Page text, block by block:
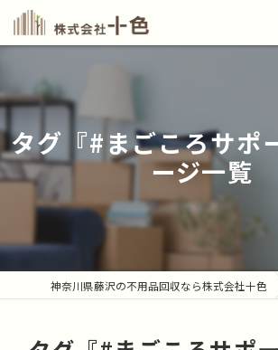
タグ『#まごころサポ
ージ一覧
神奈川県藤沢の不用品回収なら株式会社十色